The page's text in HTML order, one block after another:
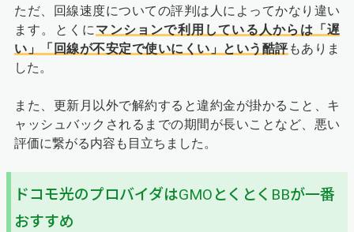
ただ、回線速度についての評判は人によってかなり違い
ます。とくに マンションで利用している人からは「遅
い」「回線が不安定で使いにくい」という酷評 もありま
した。
また、更新月以外で解約すると違約金が掛かること、キ
ャッシュバックされるまでの期間が長いことなど、悪い
評価に繋がる内容も目立ちました。
ドコモ光のプロバイダはGMOとくとくBBが一番
おすすめ